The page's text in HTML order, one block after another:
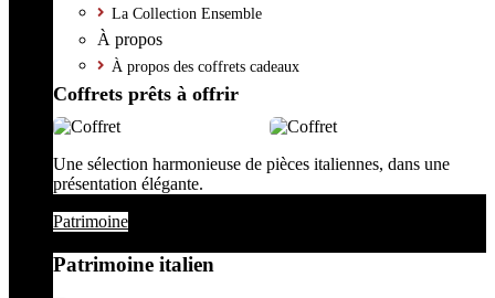
La Collection Ensemble
À propos
À propos des coffrets cadeaux
Coffrets prêts à offrir
Une sélection harmonieuse de pièces italiennes, dans une
présentation élégante.
Patrimoine
Patrimoine italien